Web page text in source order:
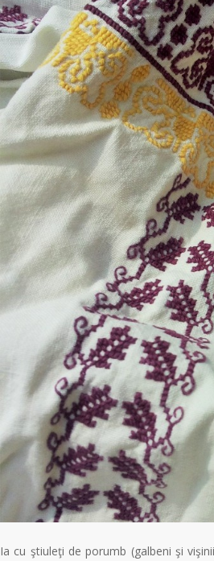
Ia cu ştiuleţi de porumb (galbeni şi